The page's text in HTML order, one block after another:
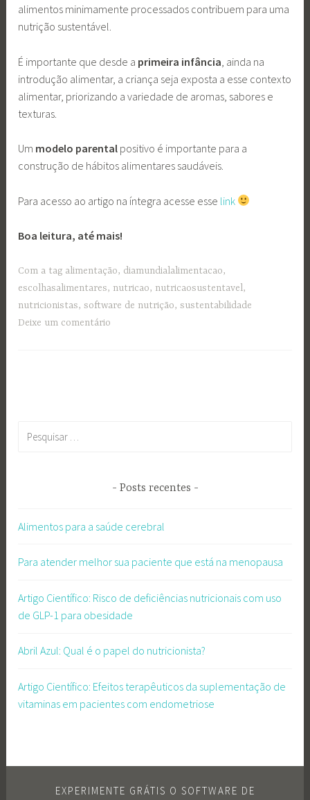
alimentos minimamente processados contribuem para uma
nutrição sustentável.
É importante que desde a primeira infância , ainda na
introdução alimentar, a criança seja exposta a esse contexto
alimentar, priorizando a variedade de aromas, sabores e
texturas.
Um modelo parental positivo é importante para a
construção de hábitos alimentares saudáveis.
Para acesso ao artigo na íntegra acesse esse link
Boa leitura, até mais!
Com a tag alimentação, diamundialalimentacao,
escolhasalimentares, nutricao, nutricaosustentavel,
nutricionistas,software de nutrição,sustentabilidade
Deixe um comentário
Posts recentes
Alimentos para a saúde cerebral
Para atender melhor sua paciente que está na menopausa
Artigo Científico: Risco de deficiências nutricionais com uso
de GLP-1 para obesidade
Abril Azul: Qual é o papel do nutricionista?
Artigo Científico: Efeitos terapêuticos da suplementação de
vitaminas em pacientes com endometriose
EXPERIMENTE GRÁTIS O SOFTWARE DE